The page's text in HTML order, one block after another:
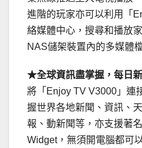
進階的玩家亦可以利用「
絡媒體中心，搜尋和播放
NAS儲架裝置內的多媒體
★全球資訊盡掌握，每日
將「Enjoy TV V3000」連
握世界各地新聞、資訊、
報、動新聞等，亦支援著
Widget，無須開電腦都可